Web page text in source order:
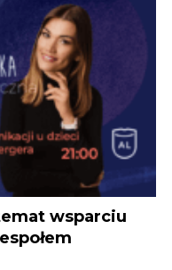
wsparciu